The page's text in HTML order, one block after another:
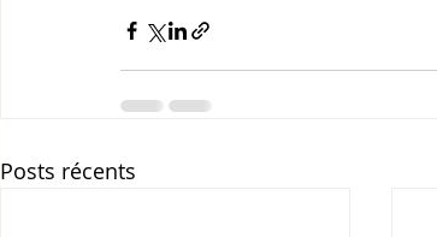
Posts récents